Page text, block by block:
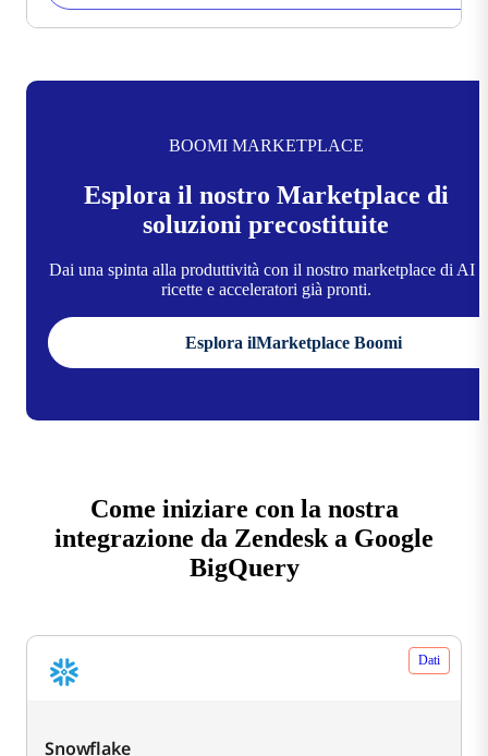
BOOMI MARKETPLACE
Esplora il nostro Marketplace di
soluzioni precostituite
Dai una spinta alla produttività con il nostro marketplace di AI ,
ricette e acceleratori già pronti.
Esplora ilMarketplace Boomi
Come iniziare con la nostra
integrazione da Zendesk a Google
BigQuery
Dati
Snowflake